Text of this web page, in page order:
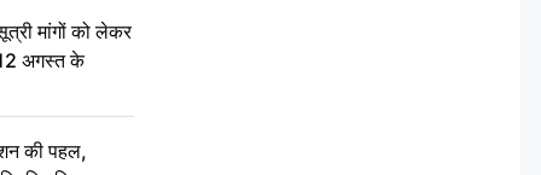
मांगों को लेकर
अगस्त के
की पहल,